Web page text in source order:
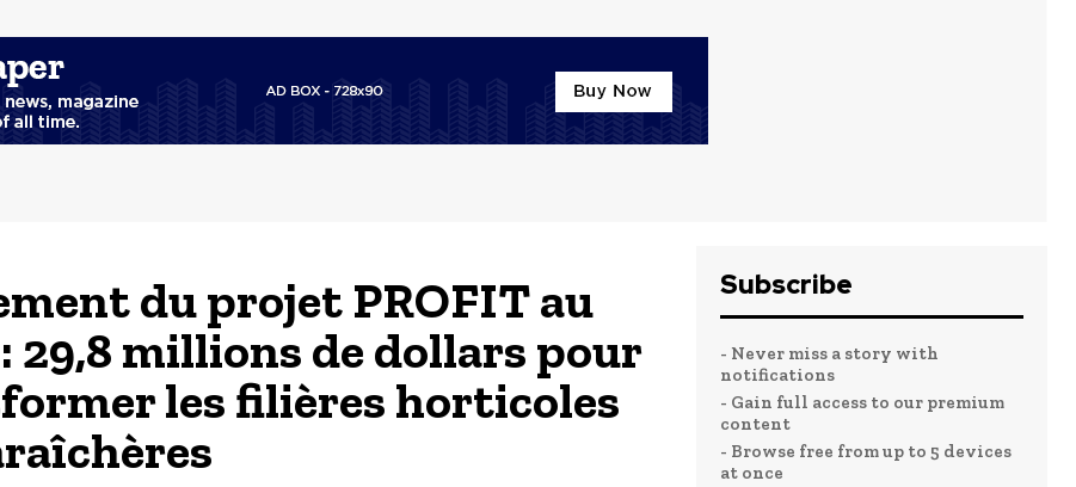
du projet PROFIT au
29,8 millions de dollars pour
les filières horticoles
Subscribe
- Never miss a story with
notifications
- Gain full access to our premium
content
- Browse free from up to 5 devices
at once